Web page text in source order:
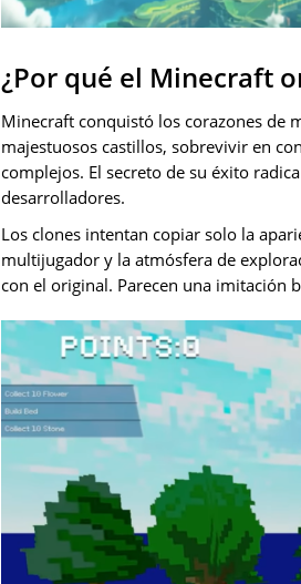
¿Por qué el Minecraft
Minecraft conquistó los corazones de
majestuosos castillos, sobrevivir en
complejos. El secreto de su éxito
desarrolladores.
Los clones intentan copiar solo la
multijugador y la atmósfera de
con el original. Parecen una imitación